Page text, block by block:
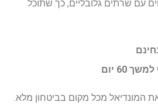
עם שרתים גלובליים, כך שתוכל
60 יום
המונדיאל מכל מקום בביטחון מלא.